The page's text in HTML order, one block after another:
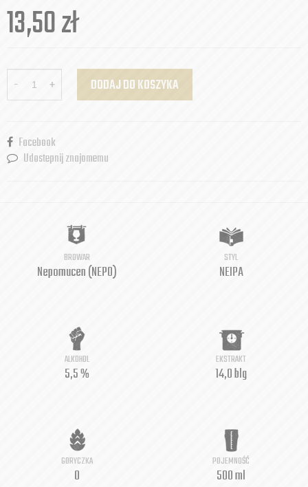
13,50zł
- + DODAJ DO KOSZYKA
Facebook
Udostepnij znajomemu
BROWAR
Nepomucen (NEPO)
STYL
NEIPA
ALKOHOL
5,5 %
EKSTRAKT
14,0 blg
GORYCZKA
0
POJEMNOŚĆ
500 ml